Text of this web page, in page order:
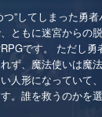
つ”してしまった勇
ともに迷宮からの
です。 ただし勇
ず、魔法使いは魔
人形になっていて
。誰を救うのかを